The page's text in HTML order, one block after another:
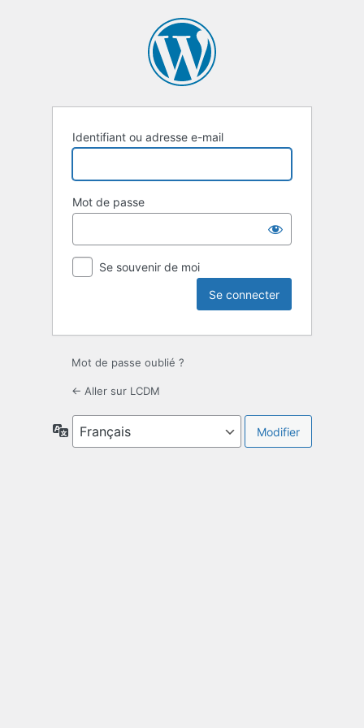
Identifiant ou adresse e-mail
Mot de passe
Se souvenir de moi
Mot de passe oublié ?
← Aller sur LCDM
Langue